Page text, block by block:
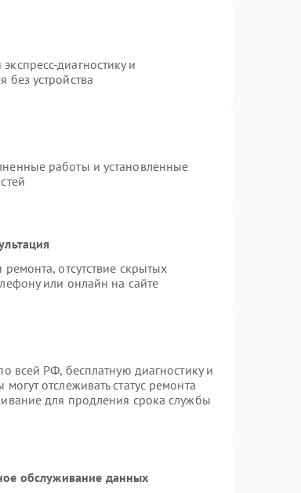
диагностику и
без устройства
работы и установленные
отсутствие скрытых
или онлайн на сайте
всей РФ, бесплатную диагностику и
отслеживать статус ремонта
для продления срока службы
обслуживание данных